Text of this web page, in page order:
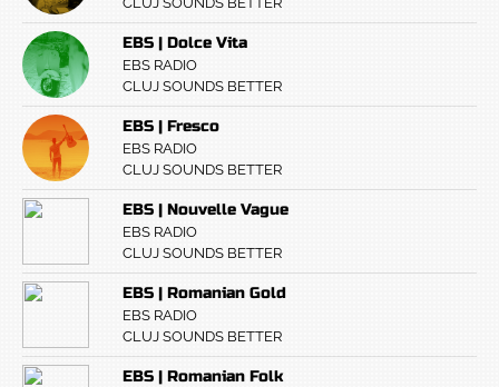
EBS | Dolce Vita
EBS RADIO
CLUJ SOUNDS BETTER
EBS | Fresco
EBS RADIO
CLUJ SOUNDS BETTER
EBS | Nouvelle Vague
EBS RADIO
CLUJ SOUNDS BETTER
EBS | Romanian Gold
EBS RADIO
CLUJ SOUNDS BETTER
EBS | Romanian Folk